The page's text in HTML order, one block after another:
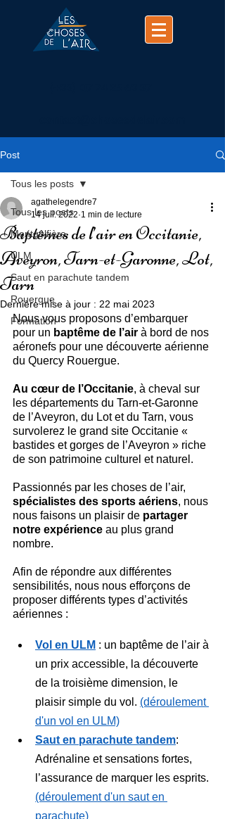
Post
Tous les posts
Montgolfière
ULM
Saut en parachute tandem
Rouergue
Formation
Tous les posts
Baptêmes de l’air en Occitanie,
Aveyron, Tarn-et-Garonne, Lot,
Tarn
agathelegendre7
14 juil. 2022 1 min de lecture
Dernière mise à jour : 22 mai 2023
Nous vous proposons d’embarquer
pour un baptême de l’air à bord de nos
aéronefs pour une découverte aérienne
du Quercy Rouergue.
Au cœur de l’Occitanie, à cheval sur
les départements du Tarn-et-Garonne
de l’Aveyron, du Lot et du Tarn, vous
survolerez le grand site Occitanie «
bastides et gorges de l’Aveyron » riche
de son patrimoine culturel et naturel.
Passionnés par les choses de l’air,
spécialistes des sports aériens, nous
nous faisons un plaisir de partager
notre expérience au plus grand
nombre.
Afin de répondre aux différentes
sensibilités, nous nous efforçons de
proposer différents types d’activités
aériennes :
Vol en ULM : un baptême de l’air à
un prix accessible, la découverte
de la troisième dimension, le
plaisir simple du vol. (déroulement
d'un vol en ULM)
Saut en parachute tandem:
Adrénaline et sensations fortes,
l’assurance de marquer les esprits.
(déroulement d'un saut en
parachute)